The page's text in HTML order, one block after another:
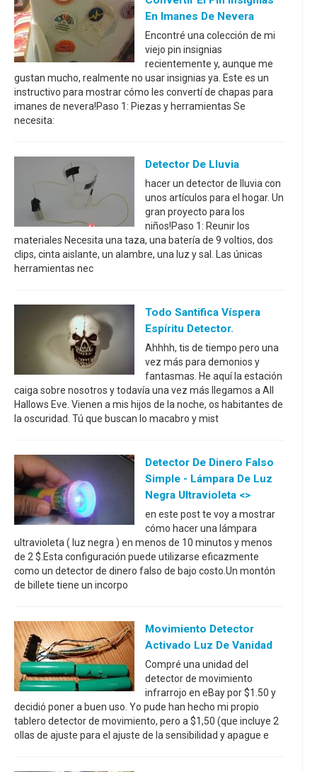
En Imanes De Nevera
Encontré una colección de mi
viejo pin insignias
recientemente y, aunque me
gustan mucho, realmente no usar insignias ya. Este es un
instructivo para mostrar cómo les convertí de chapas para
imanes de nevera!Paso 1: Piezas y herramientas Se
necesita:
Detector De Lluvia
hacer un detector de lluvia con
unos artículos para el hogar. Un
gran proyecto para los
niños!Paso 1: Reunir los
materiales Necesita una taza, una batería de 9 voltios, dos
clips, cinta aislante, un alambre, una luz y sal. Las únicas
herramientas nec
Todo Santifica Víspera
Espíritu Detector.
Ahhhh, tis de tiempo pero una
vez más para demonios y
fantasmas. He aquí la estación
caiga sobre nosotros y todavía una vez más llegamos a All
Hallows Eve. Vienen a mis hijos de la noche, os habitantes de
la oscuridad. Tú que buscan lo macabro y mist
Detector De Dinero Falso
Simple - Lámpara De Luz
Negra Ultravioleta <>
en este post te voy a mostrar
cómo hacer una lámpara
ultravioleta ( luz negra ) en menos de 10 minutos y menos
de 2 $.Esta configuración puede utilizarse eficazmente
como un detector de dinero falso de bajo costo.Un montón
de billete tiene un incorpo
Movimiento Detector
Activado Luz De Vanidad
Compré una unidad del
detector de movimiento
infrarrojo en eBay por $1.50 y
decidió poner a buen uso. Yo pude han hecho mi propio
tablero detector de movimiento, pero a $1,50 (que incluye 2
ollas de ajuste para el ajuste de la sensibilidad y apague e